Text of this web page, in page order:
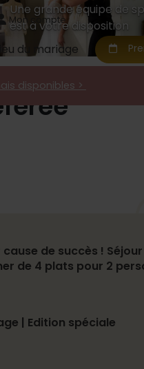
Mon compte
Lieu du mariage
disponibles >
Une grande équipe de
est à votre disposition
de succès !
de 4 plats pour 2
| Edition spéciale